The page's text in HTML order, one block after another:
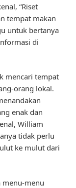
“Riset
tempat makan
untuk bertanya
di
mencari tempat
orang lokal.
enak dan
William
tidak perlu
ke mulut dari
menu-menu